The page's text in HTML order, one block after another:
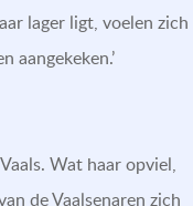
lager ligt, voelen zich
aangekeken.’
Wat haar opviel,
de Vaalsenaren zich